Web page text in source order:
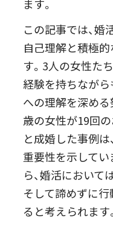
ます。
この記事では、婚
自己理解と積極
す。3人の女性た
経験を持ちながら
への理解を深める
歳の女性が19回
と成婚した事例
重要性を示して
ら、婚活において
そして諦めずに
ると考えられます